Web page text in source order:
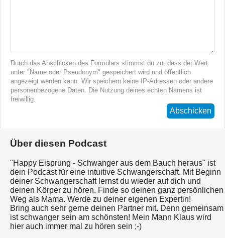
Durch das Abschicken des Formulars stimmst du zu, dass der Wert
unter "Name oder Pseudonym" gespeichert wird und öffentlich
angezeigt werden kann. Wir speichern keine IP-Adressen oder andere
personenbezogene Daten. Die Nutzung deines echten Namens ist
freiwillig.
Abschicken
Über diesen Podcast
"Happy Eisprung - Schwanger aus dem Bauch heraus" ist
dein Podcast für eine intuitive Schwangerschaft. Mit Beginn
deiner Schwangerschaft lernst du wieder auf dich und
deinen Körper zu hören. Finde so deinen ganz persönlichen
Weg als Mama. Werde zu deiner eigenen Expertin!
Bring auch sehr gerne deinen Partner mit. Denn gemeinsam
ist schwanger sein am schönsten! Mein Mann Klaus wird
hier auch immer mal zu hören sein ;-)